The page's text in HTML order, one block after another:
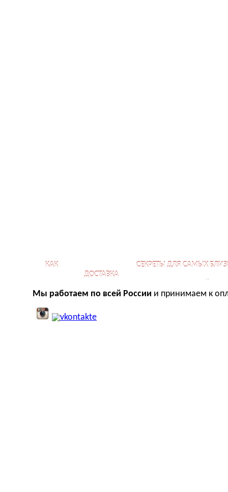
КАК
ДОСТАВКА
СЕКРЕТЫ ДЛЯ САМЫХ
Мы работаем по всей России и принимаем к